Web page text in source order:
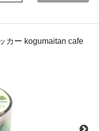
カー kogumaitan cafe